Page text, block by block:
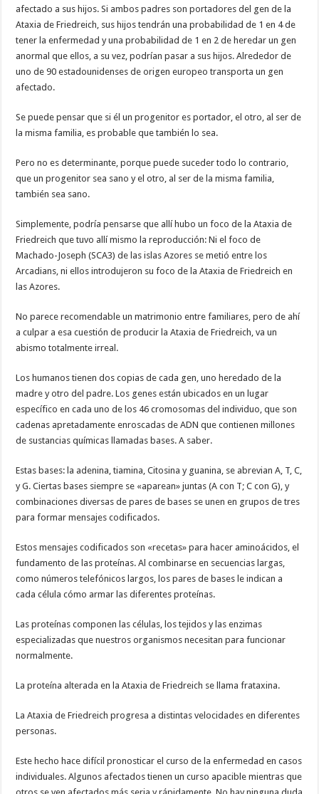
afectado a sus hijos. Si ambos padres son portadores del gen de la
Ataxia de Friedreich, sus hijos tendrán una probabilidad de 1 en 4 de
tener la enfermedad y una probabilidad de 1 en 2 de heredar un gen
anormal que ellos, a su vez, podrían pasar a sus hijos. Alrededor de
uno de 90 estadounidenses de origen europeo transporta un gen
afectado.
Se puede pensar que si él un progenitor es portador, el otro, al ser de
la misma familia, es probable que también lo sea.
Pero no es determinante, porque puede suceder todo lo contrario,
que un progenitor sea sano y el otro, al ser de la misma familia,
también sea sano.
Simplemente, podría pensarse que allí hubo un foco de la Ataxia de
Friedreich que tuvo allí mismo la reproducción: Ni el foco de
Machado-Joseph (SCA3) de las islas Azores se metió entre los
Arcadians, ni ellos introdujeron su foco de la Ataxia de Friedreich en
las Azores.
No parece recomendable un matrimonio entre familiares, pero de ahí
a culpar a esa cuestión de producir la Ataxia de Friedreich, va un
abismo totalmente irreal.
Los humanos tienen dos copias de cada gen, uno heredado de la
madre y otro del padre. Los genes están ubicados en un lugar
específico en cada uno de los 46 cromosomas del individuo, que son
cadenas apretadamente enroscadas de ADN que contienen millones
de sustancias químicas llamadas bases. A saber.
Estas bases: la adenina, tiamina, Citosina y guanina, se abrevian A, T, C,
y G. Ciertas bases siempre se «aparean» juntas (A con T; C con G), y
combinaciones diversas de pares de bases se unen en grupos de tres
para formar mensajes codificados.
Estos mensajes codificados son «recetas» para hacer aminoácidos, el
fundamento de las proteínas. Al combinarse en secuencias largas,
como números telefónicos largos, los pares de bases le indican a
cada célula cómo armar las diferentes proteínas.
Las proteínas componen las células, los tejidos y las enzimas
especializadas que nuestros organismos necesitan para funcionar
normalmente.
La proteína alterada en la Ataxia de Friedreich se llama frataxina.
La Ataxia de Friedreich progresa a distintas velocidades en diferentes
personas.
Este hecho hace difícil pronosticar el curso de la enfermedad en casos
individuales. Algunos afectados tienen un curso apacible mientras que